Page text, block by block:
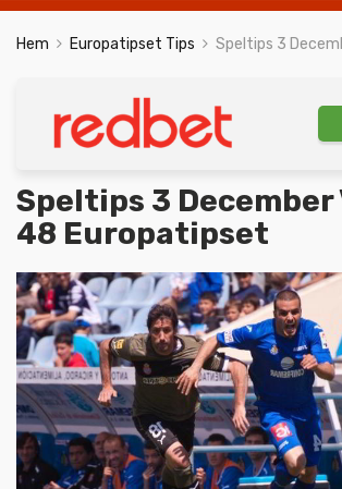
Hem Europatipset Tips Speltips 3
Speltips 3 December
48 Europatipset